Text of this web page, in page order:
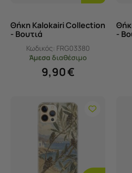
Θήκη Kalokairi Collection
- Βουτιά
Κωδικός: FRG03380
Άμεσα διαθέσιμο
9,90€
-